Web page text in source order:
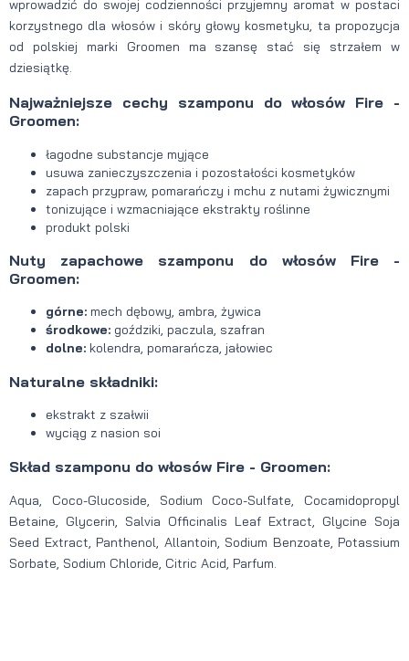
wprowadzić do swojej codzienności przyjemny aromat w postaci
korzystnego dla włosów i skóry głowy kosmetyku, ta propozycja
od polskiej marki Groomen ma szansę stać się strzałem w
dziesiątkę.
Najważniejsze cechy szamponu do włosów Fire -
Groomen:
łagodne substancje myjące
usuwa zanieczyszczenia i pozostałości kosmetyków
zapach przypraw, pomarańczy i mchu z nutami żywicznymi
tonizujące i wzmacniające ekstrakty roślinne
produkt polski
Nuty zapachowe szamponu do włosów Fire -
Groomen:
górne: mech dębowy, ambra, żywica
środkowe: goździki, paczula, szafran
dolne: kolendra, pomarańcza, jałowiec
Naturalne składniki:
ekstrakt z szałwii
wyciąg z nasion soi
Skład szamponu do włosów Fire - Groomen:
Aqua, Coco-Glucoside, Sodium Coco-Sulfate, Cocamidopropyl
Betaine, Glycerin, Salvia Officinalis Leaf Extract, Glycine Soja
Seed Extract, Panthenol, Allantoin, Sodium Benzoate, Potassium
Sorbate, Sodium Chloride, Citric Acid, Parfum.